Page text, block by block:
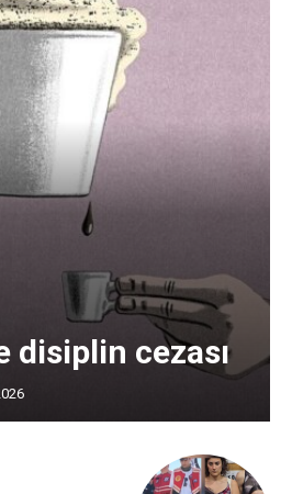
disiplin cezası